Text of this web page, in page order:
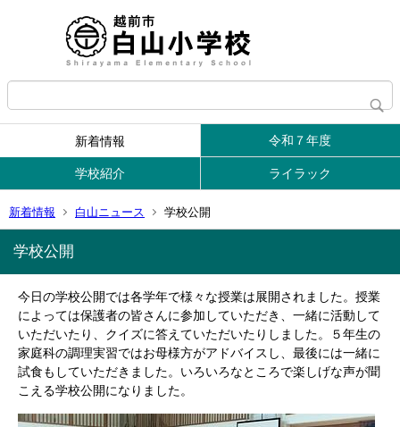
新着情報 令和７年度
学校紹介 ライラック
新着情報 白山ニュース 学校公開
学校公開
今日の学校公開では各学年で様々な授業は展開されました。授業
によっては保護者の皆さんに参加していただき、一緒に活動して
いただいたり、クイズに答えていただいたりしました。５年生の
家庭科の調理実習ではお母様方がアドバイスし、最後には一緒に
試食もしていただきました。いろいろなところで楽しげな声が聞
こえる学校公開になりました。